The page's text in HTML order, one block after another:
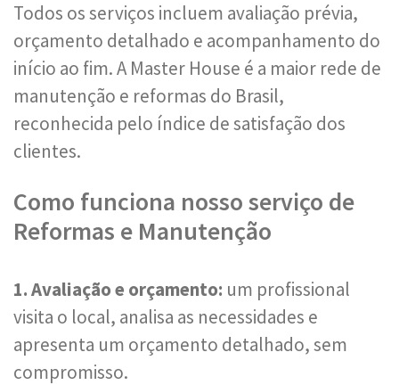
Todos os serviços incluem avaliação prévia,
orçamento detalhado e acompanhamento do
início ao fim. A Master House é a maior rede de
manutenção e reformas do Brasil,
reconhecida pelo índice de satisfação dos
clientes.
Como funciona nosso serviço de
Reformas e Manutenção
1. Avaliação e orçamento: um profissional
visita o local, analisa as necessidades e
apresenta um orçamento detalhado, sem
compromisso.